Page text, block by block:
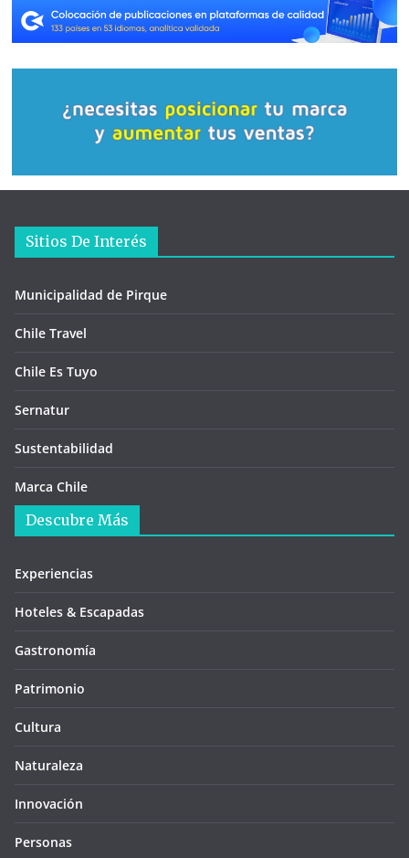
Sitios De Interés
Municipalidad de Pirque
Chile Travel
Chile Es Tuyo
Sernatur
Sustentabilidad
Marca Chile
Descubre Más
Experiencias
Hoteles & Escapadas
Gastronomía
Patrimonio
Cultura
Naturaleza
Innovación
Personas